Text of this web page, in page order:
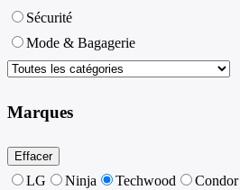
Sécurité
Mode & Bagagerie
Marques
Effacer
LG Ninja Techwood Condor